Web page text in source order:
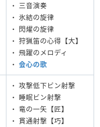
・ 三音演奏
・ 氷結の旋律
・ 閃燿の旋律
・ 狩猟笛の心得【大】
・ 飛躍のメロディ
・ 会心の歌
・ 攻撃低下ビン射撃
・ 睡眠ビン射撃
・ 竜の一矢【匠】
・ 貫通射撃【巧】